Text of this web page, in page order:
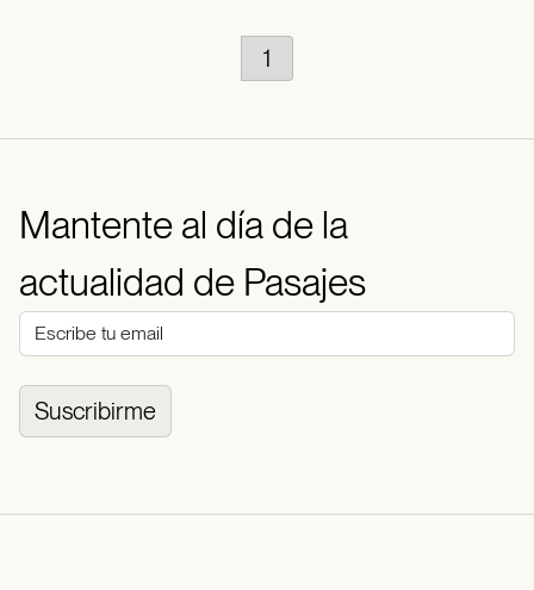
1
Mantente al día de la
actualidad de Pasajes
Suscribirme